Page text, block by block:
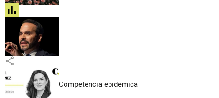
share
share
Competencia epidémica